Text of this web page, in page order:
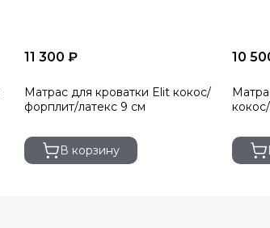
11 300 ₽
Матрас для кроватки Elit кокос/
форплит/латекс 9 см
В корзину
10